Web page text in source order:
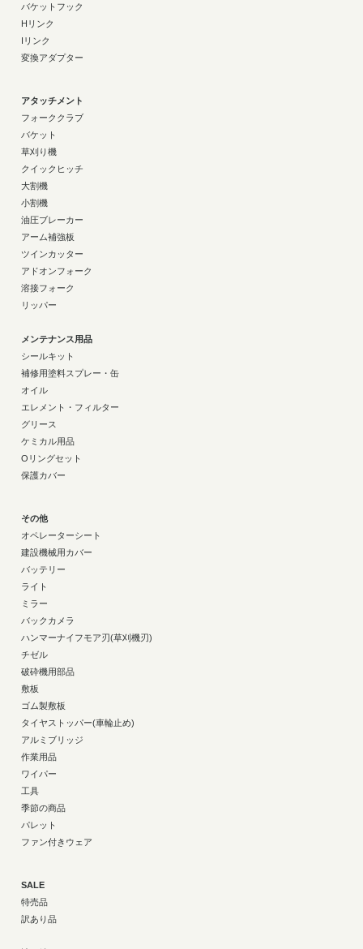
バケットフック
Hリンク
Iリンク
変換アダプター
アタッチメント
フォーククラブ
バケット
草刈り機
クイックヒッチ
大割機
小割機
油圧ブレーカー
アーム補強板
ツインカッター
アドオンフォーク
溶接フォーク
リッパー
メンテナンス用品
シールキット
補修用塗料スプレー・缶
オイル
エレメント・フィルター
グリース
ケミカル用品
Oリングセット
保護カバー
その他
オペレーターシート
建設機械用カバー
バッテリー
ライト
ミラー
バックカメラ
ハンマーナイフモア刃(草刈機刃)
チゼル
破砕機用部品
敷板
ゴム製敷板
タイヤストッパー(車輪止め)
アルミブリッジ
作業用品
ワイパー
工具
季節の商品
パレット
ファン付きウェア
SALE
特売品
訳あり品